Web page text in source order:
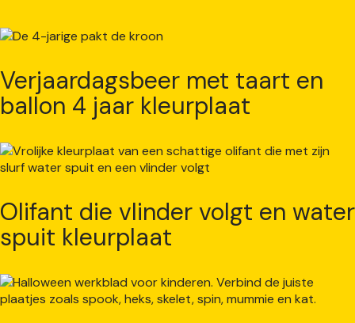
Verjaardagsbeer met taart en
ballon 4 jaar kleurplaat
Olifant die vlinder volgt en water
spuit kleurplaat